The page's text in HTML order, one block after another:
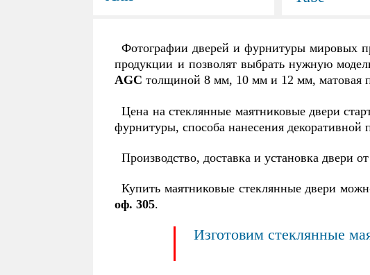
торговых центров.
Manet (Манет)
изготовленной из
нержавеющей стали. В
комплектации
устанавливается в проем
цельностеклянную
сместить
двери
краю и
рук.
Фотографии дверей и фурнитуры мировых
продукции и позволят выбрать нужную
AGC толщиной 8 мм, 10 мм и 12 мм, матовая
Цена на стеклянные маятниковые двери
фурнитуры, способа нанесения декоративной
Производство, доставка и установка двери
Купить маятниковые стеклянные двери
оф. 305.
Изготовим стеклянные